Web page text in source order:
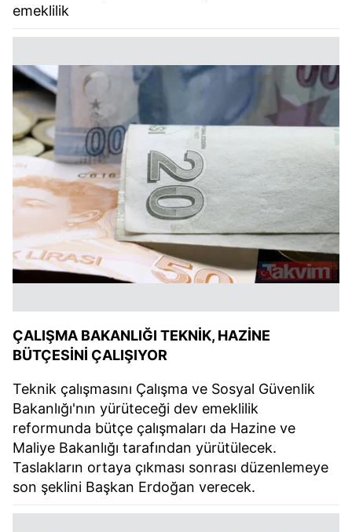
emeklilik
ÇALIŞMA BAKANLIĞI TEKNİK, HAZİNE
BÜTÇESİNİ ÇALIŞIYOR
Teknik çalışmasını Çalışma ve Sosyal Güvenlik
Bakanlığı'nın yürüteceği dev emeklilik
reformunda bütçe çalışmaları da Hazine ve
Maliye Bakanlığı tarafından yürütülecek.
Taslakların ortaya çıkması sonrası düzenlemeye
son şeklini Başkan Erdoğan verecek.